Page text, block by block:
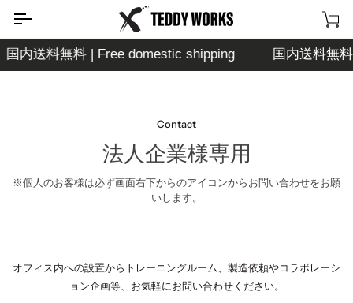
コ
ン
カ
ー
ト
国内送料無料 | Free domestic shipping 国内送料無
Contact
法人企業様専用
※個人のお客様は必ず画面右下からのアイコンからお問い合わせをお願
いします。
オフィス内への設置からトレーニングルーム、製造依頼やコラボレーシ
ョン企画等、お気軽にお問い合わせください。